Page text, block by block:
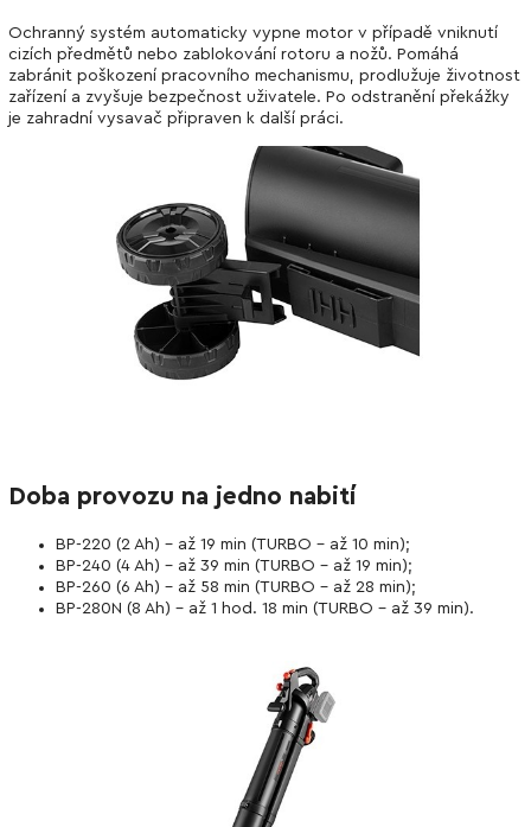
Ochranný systém automaticky vypne motor v případě vniknutí
cizích předmětů nebo zablokování rotoru a nožů. Pomáhá
zabránit poškození pracovního mechanismu, prodlužuje životnost
zařízení a zvyšuje bezpečnost uživatele. Po odstranění překážky
je zahradní vysavač připraven k další práci.
Doba provozu na jedno nabití
BP-220 (2 Ah) – až 19 min (TURBO – až 10 min);
BP-240 (4 Ah) – až 39 min (TURBO – až 19 min);
BP-260 (6 Ah) – až 58 min (TURBO – až 28 min);
BP-280N (8 Ah) – až 1 hod. 18 min (TURBO – až 39 min).